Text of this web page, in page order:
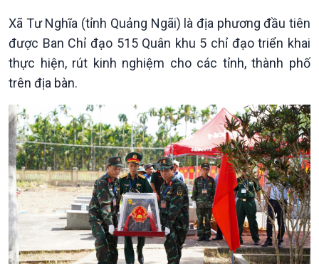
Chính trị
Tin Chính trị
Chính phủ với người dân
Quốc hội với cử tri
Xây dựng đảng
Đảng trong cuộc sống
Nhận diện sự thật
Pháp luật và đời sống
Thế giới
Tin thế giới
Vấn đề quốc tế
Hồ sơ sự kiện quốc tế
Thế giới & Việt Nam
Biên cương - Một dải vững
bền
Xã Tư Nghĩa (tỉnh Quảng Ngãi) là địa phương đầu tiên
được Ban Chỉ đạo 515 Quân khu 5 chỉ đạo triển khai
thực hiện, rút kinh nghiệm cho các tỉnh, thành phố
trên địa bàn.